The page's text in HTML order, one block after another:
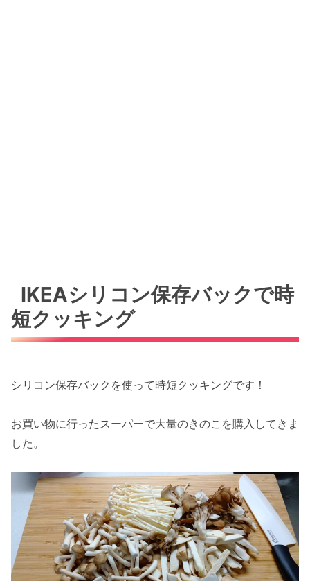
IKEAシリコン保存バックで時
短クッキング
シリコン保存バックを使って時短クッキングです！
お買い物に行ったスーパーで大量のきのこを購入してきま
した。